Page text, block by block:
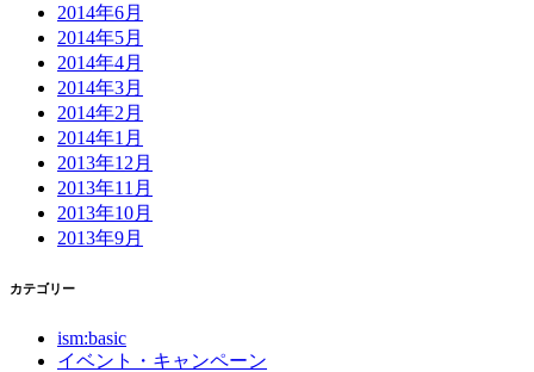
2014年6月
2014年5月
2014年4月
2014年3月
2014年2月
2014年1月
2013年12月
2013年11月
2013年10月
2013年9月
カテゴリー
ism:basic
イベント・キャンペーン